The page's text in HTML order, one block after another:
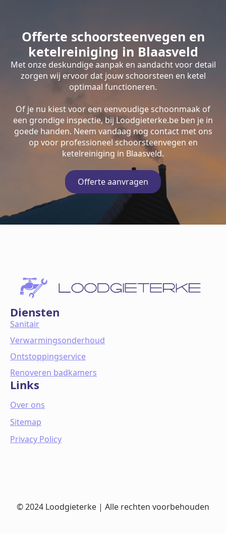
Offerte schoorsteenvegen en
ketelreiniging in Blaasveld
Met onze deskundige aanpak en aandacht voor detail
zorgen wij ervoor dat jouw schoorsteen en ketel
optimaal functioneren.
Of je nu kiest voor een eenvoudige schoonmaak of
een grondige inspectie, bij Loodgieterke.be ben je in
goede handen. Neem vandaag nog contact met ons
op voor professioneel schoorsteenvegen en
ketelreiniging in Blaasveld.
Offerte aanvragen
Diensten
Sanitair
Verwarmingsonderhoud
Ontstoppingservice
Renoveren badkamers
Links
Over ons
Sitemap
Privacy Policy
© 2024 Loodgieterke | Alle rechten voorbehouden